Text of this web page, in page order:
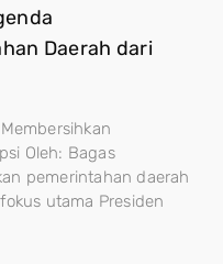
Daerah dari
Oleh: Bagas
pemerintahan daerah
utama Presiden